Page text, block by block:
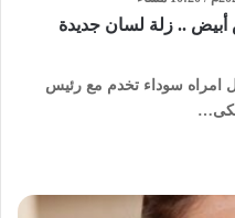
أبيض .. زلة لسان جديدة
امراه سوداء تخدم مع رئيس